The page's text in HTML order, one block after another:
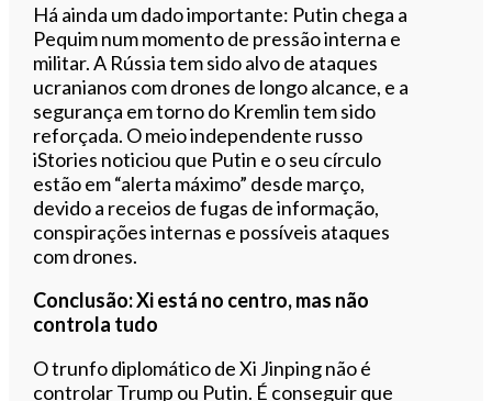
Há ainda um dado importante: Putin chega a
Pequim num momento de pressão interna e
militar. A Rússia tem sido alvo de ataques
ucranianos com drones de longo alcance, e a
segurança em torno do Kremlin tem sido
reforçada. O meio independente russo
iStories noticiou que Putin e o seu círculo
estão em “alerta máximo” desde março,
devido a receios de fugas de informação,
conspirações internas e possíveis ataques
com drones.
Conclusão: Xi está no centro, mas não
controla tudo
O trunfo diplomático de Xi Jinping não é
controlar Trump ou Putin. É conseguir que